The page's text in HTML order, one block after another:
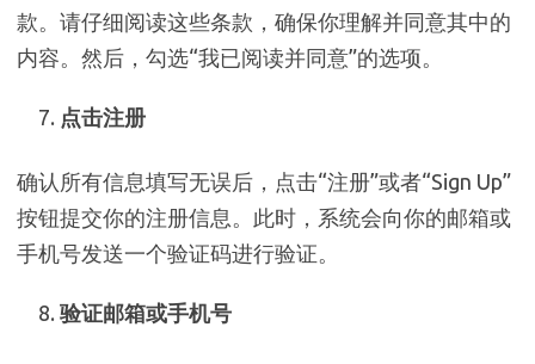
款。请仔细阅读这些条款，确保你理解并同意其中的
内容。然后，勾选“我已阅读并同意”的选项。
点击注册
确认所有信息填写无误后，点击“注册”或者“Sign Up”
按钮提交你的注册信息。此时，系统会向你的邮箱或
手机号发送一个验证码进行验证。
验证邮箱或手机号